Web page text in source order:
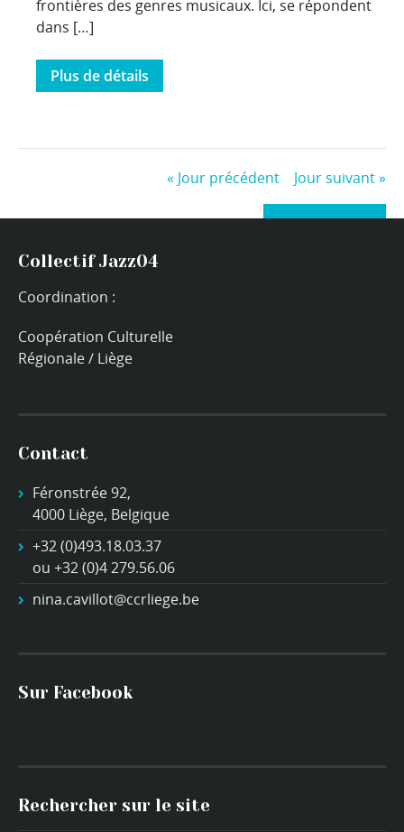
frontières des genres musicaux. Ici, se répondent
dans […]
Plus de détails
« Jour précédent Jour suivant»
Collectif Jazz04
Coordination :
Coopération Culturelle
Régionale / Liège
Contact
Féronstrée 92,
4000 Liège, Belgique
+32 (0)493.18.03.37
ou +32 (0)4 279.56.06
nina.cavillot@ccrliege.be
Sur Facebook
Rechercher sur le site